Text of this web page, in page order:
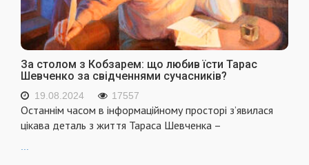
За столом з Кобзарем: що любив їсти Тарас
Шевченко за свідченнями сучасників?
19.08.2024 17557
Останнім часом в інформаційному просторі з’явилася
цікава деталь з життя Тараса Шевченка –